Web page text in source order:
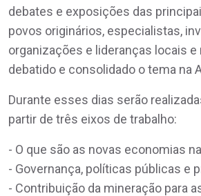
debates e exposições das
povos originários, especialistas,
organizações e lideranças locais
debatido e consolidado o tema na
Durante esses dias serão
partir de três eixos de trabalho:
- O que são as novas economias
- Governança, políticas públicas e
- Contribuição da mineração para